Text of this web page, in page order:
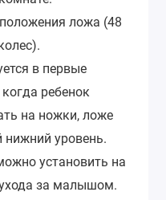
ложа (48
в первые
ребенок
на ножки, ложе
уровень.
установить на
за малышом.